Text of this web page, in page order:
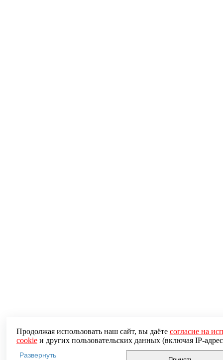
Продолжая использовать наш сайт, вы даёте согласие на
cookieи других пользовательских данных (включая IP-адрес, сведения о
местоположении, устройстве, действиях на сайте и т. п.) для функционирования
Развернуть